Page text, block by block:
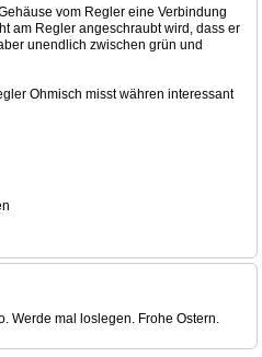
vom Regler eine Verbindung
am Regler angeschraubt wird, dass er
unendlich zwischen grün und
Ohmisch misst währen interessant
Werde mal loslegen. Frohe Ostern.